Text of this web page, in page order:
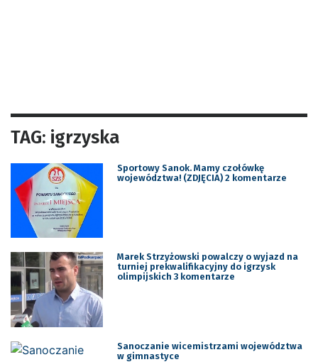
TAG: igrzyska
Sportowy Sanok. Mamy czołówkę
województwa! (ZDJĘCIA) 2 komentarze
Marek Strzyżowski powalczy o wyjazd na
turniej prekwalifikacyjny do igrzysk
olimpijskich 3 komentarze
Sanoczanie wicemistrzami województwa
w gimnastyce